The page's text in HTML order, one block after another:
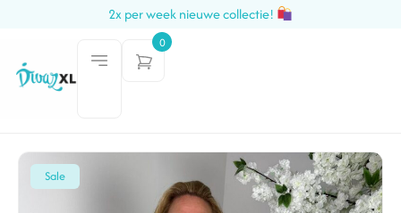
2x per week nieuwe collectie!
0
Sale